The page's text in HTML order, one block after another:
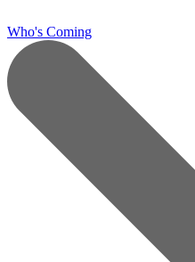
Who's Coming